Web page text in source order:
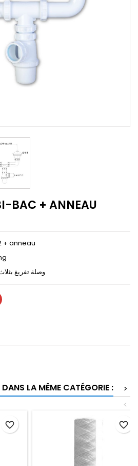
BAC + ANNEAU
+ anneau
LA MÊME CATÉGORIE :
>
<
favorite_border favorite_border